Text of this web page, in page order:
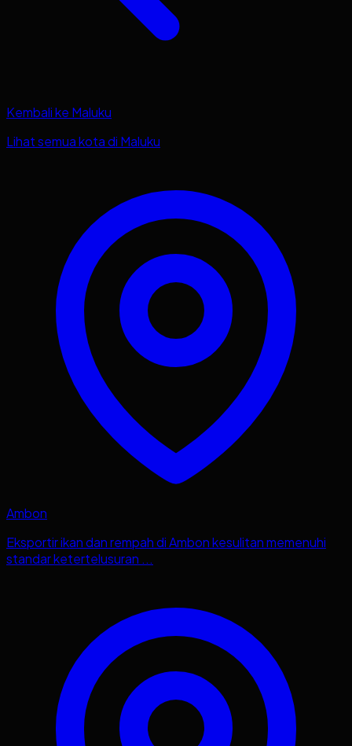
Kembali ke Maluku
Lihat semua kota di Maluku
Ambon
Eksportir ikan dan rempah di Ambon kesulitan memenuhi
standar ketertelusuran ...